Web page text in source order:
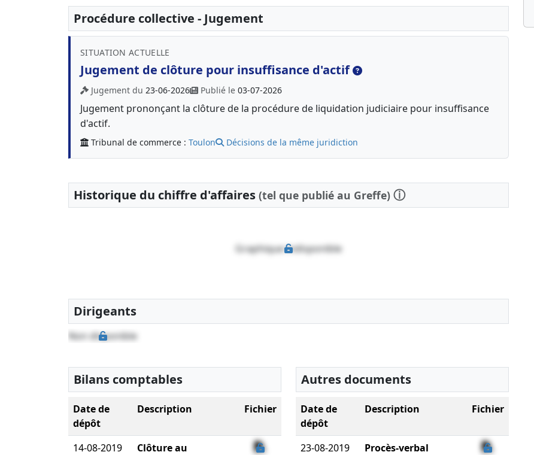
Procédure collective - Jugement
SITUATION ACTUELLE
Jugement de clôture pour insuffisance d'actif
Jugement du 23-06-2026 Publié le 03-07-2026
Jugement prononçant la clôture de la procédure de liquidation judiciaire pour insuffisance
d'actif.
Tribunal de commerce : Toulon Décisions de la même juridiction
Historique du chiffre d'affaires (tel que publié au Greffe) ⓘ
Graphique indisponible
Dirigeants
Non disponible
Bilans comptables
Date de
dépôt
Description Fichier
14-08-2019
Clôture au
Autres documents
Date de
dépôt
Description Fichier
23-08-2019
Procès-verbal